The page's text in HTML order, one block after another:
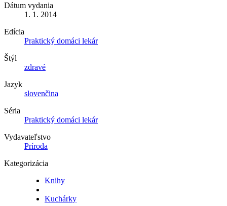
Dátum vydania
1. 1. 2014
Edícia
Praktický domáci lekár
Štýl
zdravé
Jazyk
slovenčina
Séria
Praktický domáci lekár
Vydavateľstvo
Príroda
Kategorizácia
Knihy
Kuchárky